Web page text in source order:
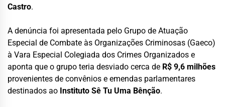
Castro.
A denúncia foi apresentada pelo Grupo de Atuação
Especial de Combate às Organizações Criminosas (Gaeco)
à Vara Especial Colegiada dos Crimes Organizados e
aponta que o grupo teria desviado cerca de R$ 9,6 milhões
provenientes de convênios e emendas parlamentares
destinados ao Instituto Sê Tu Uma Bênção.